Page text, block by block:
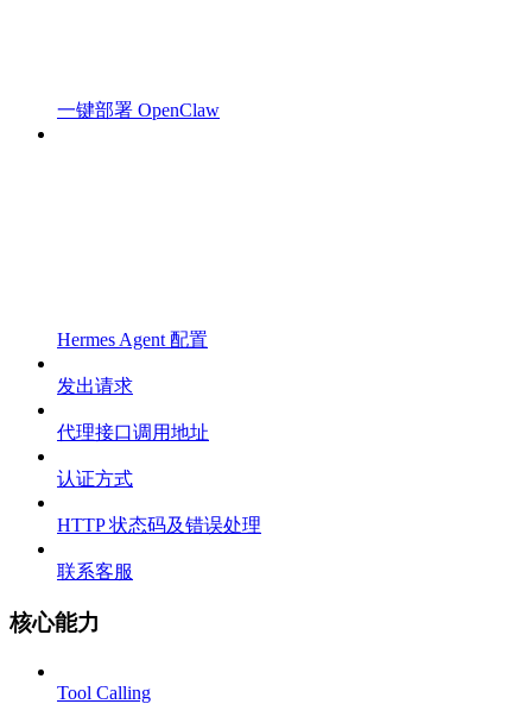
一键部署 OpenClaw
Hermes Agent 配置
发出请求
代理接口调用地址
认证方式
HTTP 状态码及错误处理
联系客服
核心能力
Tool Calling